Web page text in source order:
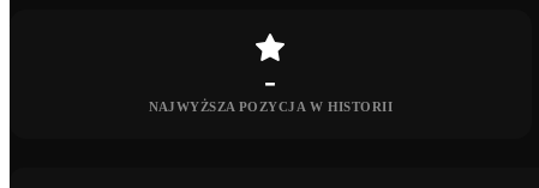
-
NAJWYŻSZA POZYCJA W HISTORII